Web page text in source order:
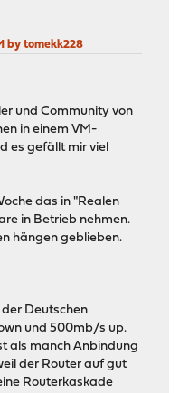
by tomekk228
und Community von
in einem VM-
es gefällt mir viel
das in "Realen
in Betrieb nehmen.
hängen geblieben.
Deutschen
und 500mb/s up.
als manch Anbindung
der Router auf gut
Routerkaskade